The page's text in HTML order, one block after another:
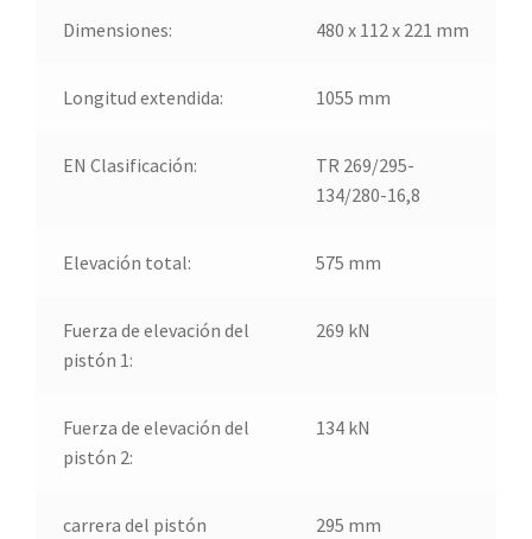
Dimensiones: 480 x 112 x 221 mm
Longitud extendida: 1055 mm
EN Clasificación:
TR 269/295-
134/280-16,8
Elevación total: 575 mm
Fuerza de elevación del
pistón 1:
269 kN
Fuerza de elevación del
pistón 2:
134 kN
carrera del pistón
295 mm